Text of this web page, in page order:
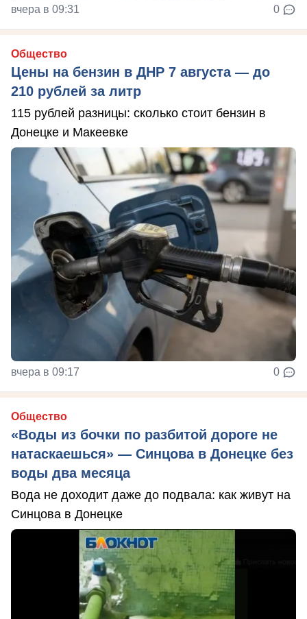
вчера в 09:31 0
Общество
Цены на бензин в ДНР 7 августа — до
210 рублей за литр
115 рублей разницы: сколько стоит бензин в
Донецке и Макеевке
вчера в 09:17 0
Общество
«Воды из бочки по разбитой дороге не
натаскаешься» — Синцова в Донецке без
воды два месяца
Вода не доходит даже до подвала: как живут на
Синцова в Донецке